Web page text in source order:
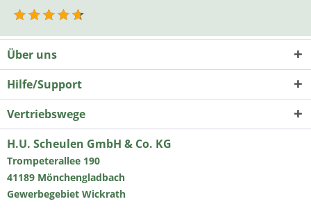
Über uns
Hilfe/Support
Vertriebswege
H.U. Scheulen GmbH & Co. KG
Trompeterallee 190
41189 Mönchengladbach
Gewerbegebiet Wickrath